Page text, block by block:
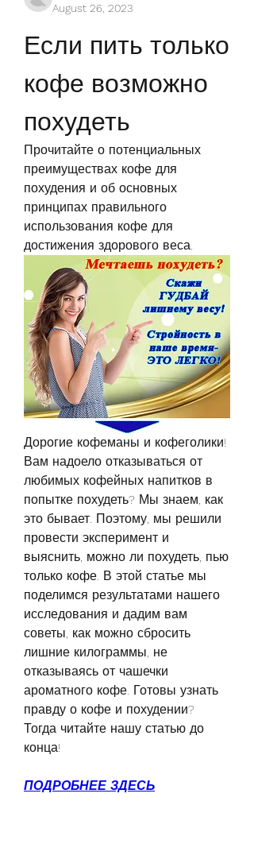
August 26, 2023
Если пить только
кофе возможно
похудеть
Прочитайте о потенциальных
преимуществах кофе для
похудения и об основных
принципах правильного
использования кофе для
достижения здорового веса.
Дорогие кофеманы и кофеголики!
Вам надоело отказываться от
любимых кофейных напитков в
попытке похудеть? Мы знаем, как
это бывает. Поэтому, мы решили
провести эксперимент и
выяснить, можно ли похудеть, пью
только кофе. В этой статье мы
поделимся результатами нашего
исследования и дадим вам
советы, как можно сбросить
лишние килограммы, не
отказываясь от чашечки
ароматного кофе. Готовы узнать
правду о кофе и похудении?
Тогда читайте нашу статью до
конца!
ПОДРОБНЕЕ ЗДЕСЬ